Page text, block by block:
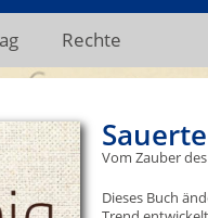
Rechte
Vom Zauber
Dieses Buch